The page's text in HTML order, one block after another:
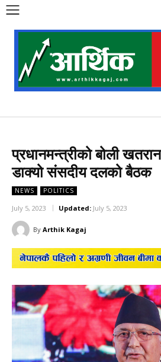
प्रधानमन्त्रीको बोली
डाक्यो संसदीय दलको बैठक
NEWS POLITICS
July 5, 2023 Updated: July 5, 2023
By Arthik Kagaj